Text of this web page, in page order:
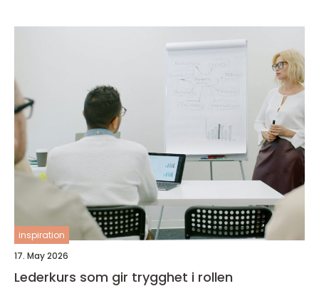
inspiration
17. May 2026
Lederkurs som gir trygghet i rollen